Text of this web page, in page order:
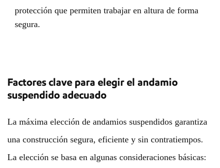
protección que permiten trabajar en altura de forma
segura.
Factores clave para elegir el andamio
suspendido adecuado
La máxima elección de andamios suspendidos garantiza
una construcción segura, eficiente y sin contratiempos.
La elección se basa en algunas consideraciones básicas: